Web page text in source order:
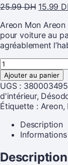
25.99DH 15.99
Areon Mon
pour voiture au
agréablement
Ajouter au panier
UGS :
d'intérieur,
Étiquette : Areon,
Description
Description